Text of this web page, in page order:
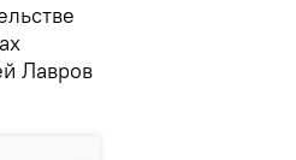
Лавров